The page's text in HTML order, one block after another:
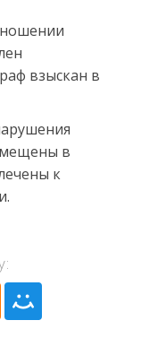
взыскан в
в
к